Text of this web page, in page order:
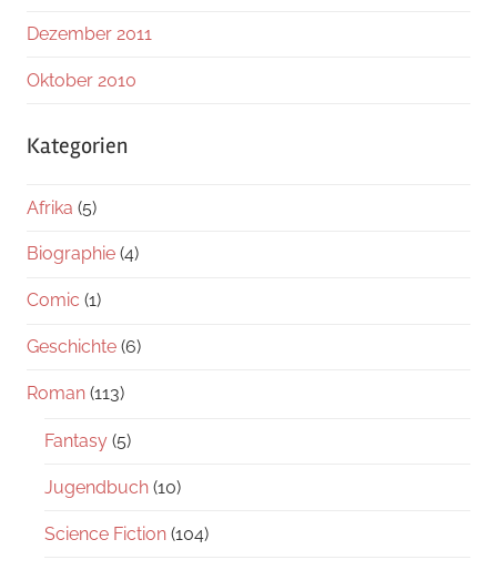
Dezember 2011
Oktober 2010
Kategorien
Afrika (5)
Biographie (4)
Comic (1)
Geschichte (6)
Roman (113)
Fantasy (5)
Jugendbuch (10)
Science Fiction (104)